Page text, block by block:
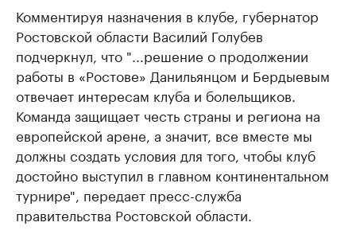
Комментируя назначения в клубе, губернатор
Ростовской области Василий Голубев
подчеркнул, что "...решение о продолжении
работы в «Ростове» Данильянцом и Бердыевым
отвечает интересам клуба и болельщиков.
Команда защищает честь страны и региона на
европейской арене, а значит, все вместе мы
должны создать условия для того, чтобы клуб
достойно выступил в главном континентальном
турнире", передает пресс-служба
правительства Ростовской области.